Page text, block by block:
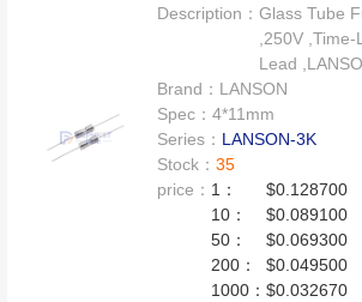
Description：Glass Tube
,250V ,Time-
Lead
Brand： LANSON
Spec：4*11mm
Series： LANSON-3K
Stock：35
price： 1：
$0.128700
10：
$0.089100
50：
$0.069300
200：
$0.049500
1000：$0.032670